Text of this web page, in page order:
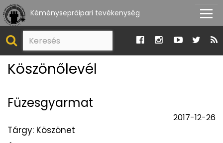
Kéményseprőipari tevékenység
Köszönőlevél
Füzesgyarmat
2017-12-26
Tárgy: Köszönet